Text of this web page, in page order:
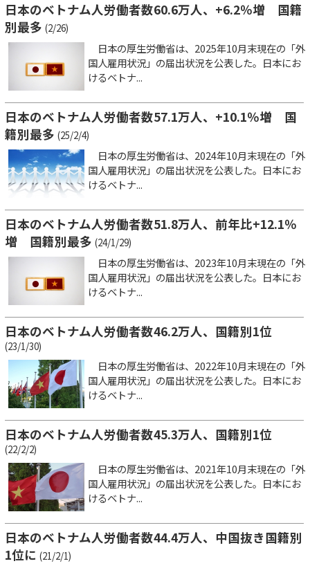
日本のベトナム人労働者数60.6万人、+6.2％増 国籍
別最多 (2/26)
日本の厚生労働省は、2025年10月末現在の「外
国人雇用状況」の届出状況を公表した。日本にお
けるベトナ...
日本のベトナム人労働者数57.1万人、+10.1％増 国
籍別最多 (25/2/4)
日本の厚生労働省は、2024年10月末現在の「外
国人雇用状況」の届出状況を公表した。日本にお
けるベトナ...
日本のベトナム人労働者数51.8万人、前年比+12.1％
増 国籍別最多 (24/1/29)
日本の厚生労働省は、2023年10月末現在の「外
国人雇用状況」の届出状況を公表した。日本にお
けるベトナ...
日本のベトナム人労働者数46.2万人、国籍別1位
(23/1/30)
日本の厚生労働省は、2022年10月末現在の「外
国人雇用状況」の届出状況を公表した。日本にお
けるベトナ...
日本のベトナム人労働者数45.3万人、国籍別1位
(22/2/2)
日本の厚生労働省は、2021年10月末現在の「外
国人雇用状況」の届出状況を公表した。日本にお
けるベトナ...
日本のベトナム人労働者数44.4万人、中国抜き国籍別
1位に (21/2/1)